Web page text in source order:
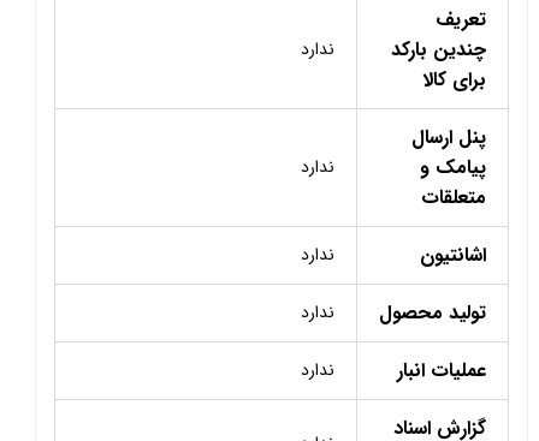
تعریف
چندین بارکد
برای کالا
ندارد
پنل ارسال
پیامک و
متعلقات
ندارد
اشانتیون ندارد
تولید محصول ندارد
عملیات انبار ندارد
گزارش اسناد